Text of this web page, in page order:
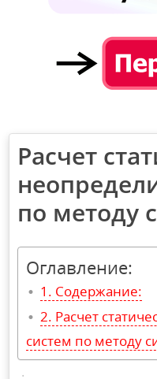
Расчет
по методу
Оглавление:
Содержание:
Расчет
систем по методу